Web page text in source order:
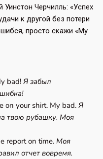
Уинстон Черчилль: «Успех
к другой без потери
просто скажи «My
bad! Я забыл
on your shirt. My bad. Я
твою рубашку. Моя
report on time. Моя
отчет вовремя.